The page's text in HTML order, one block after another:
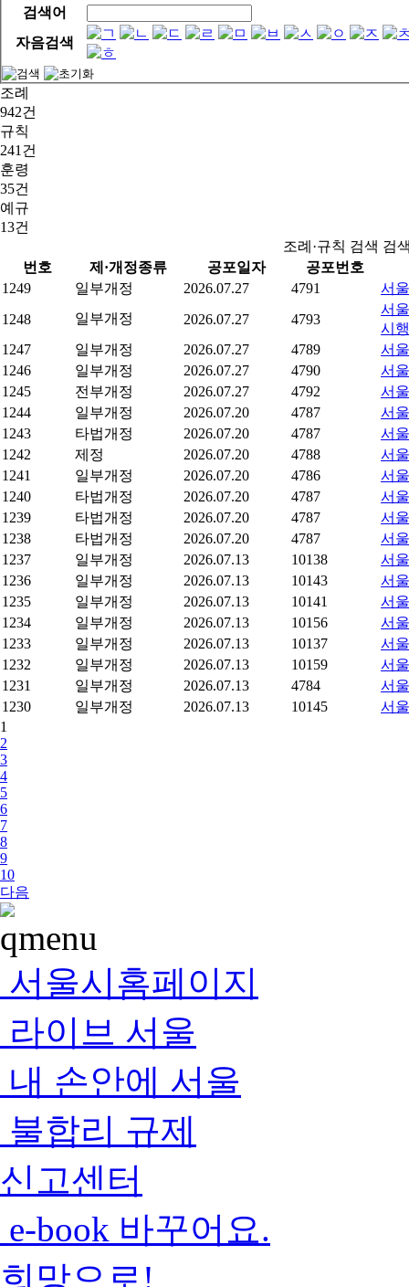
검색어
자음검색
조례
942건
규칙
241건
훈령
35건
예규
13건
조례·규칙 검색 검
번호
제·개정종류 공포일자
공포번호
1249
일부개정 2026.07.27 4791
서
1248
일부개정 2026.07.27 4793
서
시
1247
일부개정 2026.07.27 4789
서
1246
일부개정 2026.07.27 4790
서
1245
전부개정 2026.07.27 4792
서
1244
일부개정 2026.07.20 4787
서
1243
타법개정 2026.07.20 4787
서
1242
제정 2026.07.20 4788
서
1241
일부개정 2026.07.20 4786
서
1240
타법개정 2026.07.20 4787
서
1239
타법개정 2026.07.20 4787
서
1238
타법개정 2026.07.20 4787
서
1237
일부개정 2026.07.13 10138
서
1236
일부개정 2026.07.13 10143
서
1235
일부개정 2026.07.13 10141
서
1234
일부개정 2026.07.13 10156
서
1233
일부개정 2026.07.13 10137
서
1232
일부개정 2026.07.13 10159
서
1231
일부개정 2026.07.13 4784
서
1230
일부개정 2026.07.13 10145
서
1
2
3
4
5
6
7
8
9
10
다음
서울시홈페이지
라이브 서울
내 손안에 서울
불합리 규제
신고센터
e-book 바꾸어요.
희망으로!